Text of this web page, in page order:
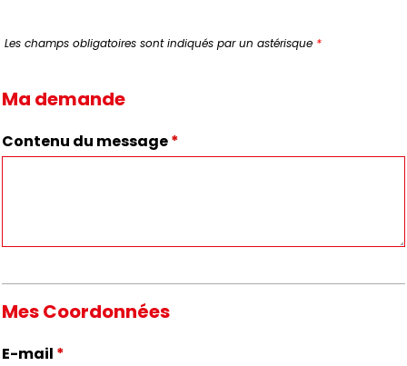
Les champs obligatoires sont indiqués par un astérisque *
Ma demande
Contenu du message*
Mes Coordonnées
E-mail *